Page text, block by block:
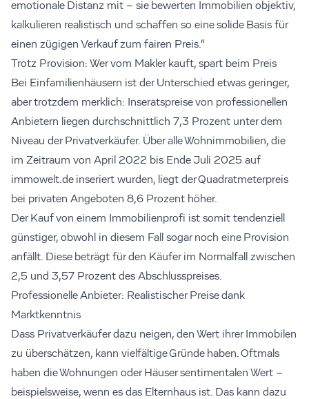
emotionale Distanz mit – sie bewerten Immobilien objektiv,
kalkulieren realistisch und schaffen so eine solide Basis für
einen zügigen Verkauf zum fairen Preis.“
Trotz Provision: Wer vom Makler kauft, spart beim Preis
Bei Einfamilienhäusern ist der Unterschied etwas geringer,
aber trotzdem merklich: Inseratspreise von professionellen
Anbietern liegen durchschnittlich 7,3 Prozent unter dem
Niveau der Privatverkäufer. Über alle Wohnimmobilien, die
im Zeitraum von April 2022 bis Ende Juli 2025 auf
immowelt.de inseriert wurden, liegt der Quadratmeterpreis
bei privaten Angeboten 8,6 Prozent höher.
Der Kauf von einem Immobilienprofi ist somit tendenziell
günstiger, obwohl in diesem Fall sogar noch eine Provision
anfällt. Diese beträgt für den Käufer im Normalfall zwischen
2,5 und 3,57 Prozent des Abschlusspreises.
Professionelle Anbieter: Realistischer Preise dank
Marktkenntnis
Dass Privatverkäufer dazu neigen, den Wert ihrer Immobilen
zu überschätzen, kann vielfältige Gründe haben. Oftmals
haben die Wohnungen oder Häuser sentimentalen Wert –
beispielsweise, wenn es das Elternhaus ist. Das kann dazu